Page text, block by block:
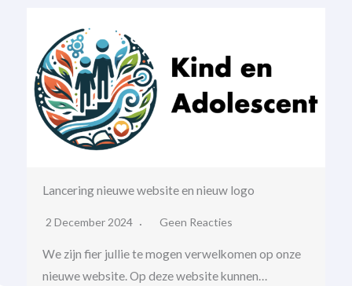
Lancering nieuwe website en nieuw logo
2 December 2024 Geen Reacties
We zijn fier jullie te mogen verwelkomen op onze
nieuwe website. Op deze website kunnen…